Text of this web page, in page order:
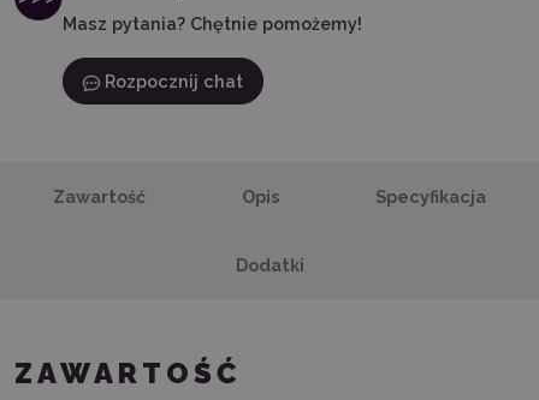
Masz pytania? Chętnie pomożemy!
Rozpocznij chat
Zawartość Opis Specyfikacja
Dodatki
ZAWARTOŚĆ